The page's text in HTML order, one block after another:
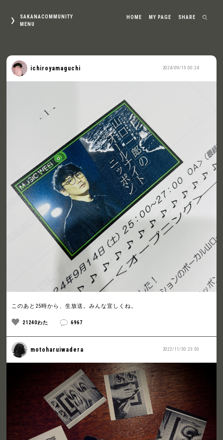
SAKANACOMMUNITY
MENU
HOME MY PAGE SHARE
2024/09/15 00:24
ichiroyamaguchi
このあと25時から、生放送。みんな宜しくね。
21240わた 6967
2022/11/30 23:50
motoharuiwadera